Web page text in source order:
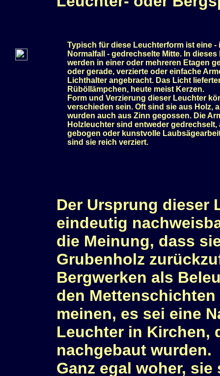
Typisch für diese Leuchterform ist eine -
Normalfall - gedrechselte Mitte. In dieses
werden in einer oder mehreren Etagen
oder gerade, verzierte oder einfache
Lichthalter angebracht. Das Licht
Rüböllämpchen, heute meist Kerzen.
Form und Verzierung dieser Leuchter
verschieden sein. Oft sind sie aus Holz,
wurden auch aus Zinn gegossen. Die
Holzleuchter sind entweder gedrechselt,
gebogen oder kunstvolle
sind sie reich verziert.
Der Ursprung dieser
eindeutig
die Meinung, dass
Grubenholz
Bergwerken als
den
meinen, es sei eine
Leuchter in Kirchen,
nachgebaut wurden.
Ganz egal woher,